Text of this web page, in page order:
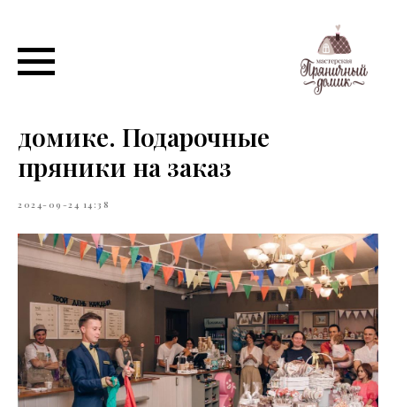
Отпраздновать День
домике. Подарочные
пряники на заказ
2024-09-24 14:38